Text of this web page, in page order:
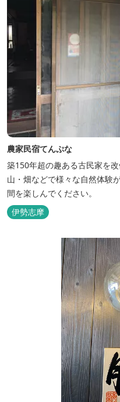
農家民宿てんぷな
築150年超の趣ある古民家を
山・畑などで様々な自然体験
間を楽しんでください。
伊勢志摩